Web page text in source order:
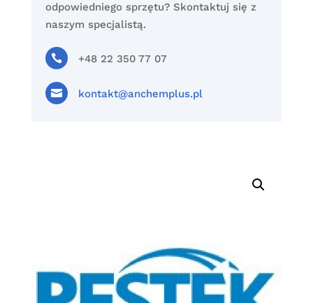
odpowiedniego sprzętu? Skontaktuj się z
naszym specjalistą.
 +48 22 350 77 07
 kontakt@anchemplus.pl